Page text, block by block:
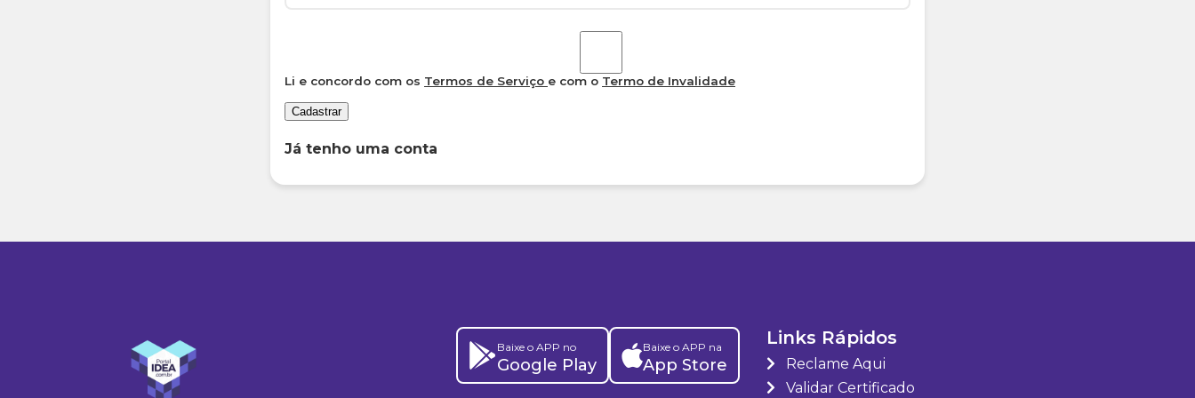
Li e concordo com os Termos de Serviço e com o Termo de Invalidade
Cadastrar
Já tenho uma conta
Baixe o APP no
Google Play
Baixe o APP na
App Store
Links Rápidos
Reclame Aqui
Validar Certificado